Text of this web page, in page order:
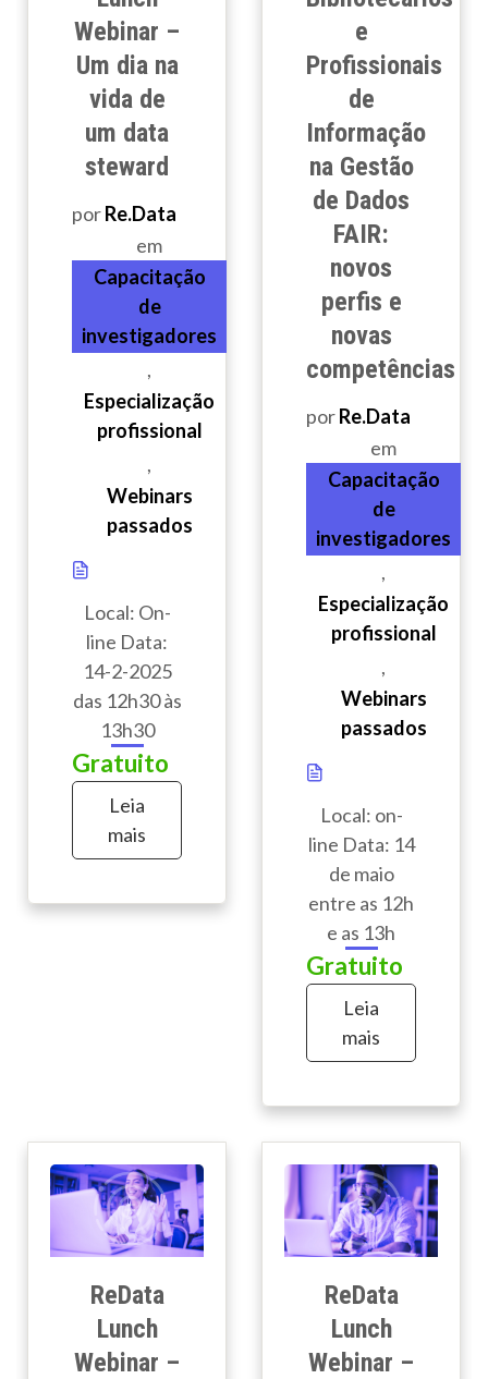
Webinar –
Um dia na
vida de
um data
steward
porRe.Data
em
Capacitação
de
investigadores
,
Especialização
profissional
,
Webinars
passados
Local: On-
line Data:
14-2-2025
das 12h30 às
13h30
Gratuito
Leia
mais
e
Profissionais
de
Informação
na Gestão
de Dados
FAIR:
novos
perfis e
novas
competências
porRe.Data
em
Capacitação
de
investigadores
,
Especialização
profissional
,
Webinars
passados
Local: on-
line Data: 14
de maio
entre as 12h
e as 13h
Gratuito
Leia
mais
ReData
Lunch
Webinar –
ReData
Lunch
Webinar –